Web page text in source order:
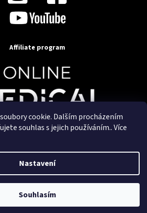
cookie. Dalším procházením
souhlas s jejich používáním.. Více
Nastavení
Souhlasím
Affiliate program
OnlineMedical.cz. Všechna práva
zajišťuje